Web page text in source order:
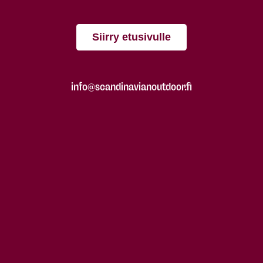
Siirry etusivulle
info@scandinavianoutdoor.fi